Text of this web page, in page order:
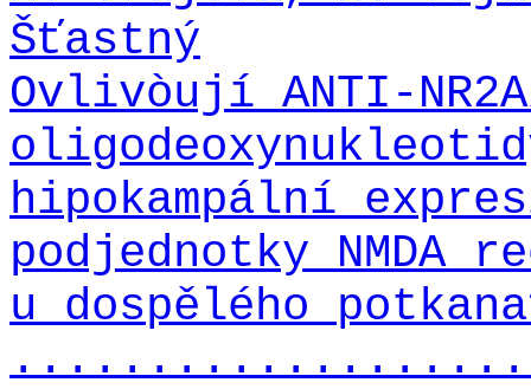
Šťastný
Ovlivòují ANTI-
hipokampální
podjednotky NMDA
u dospělého